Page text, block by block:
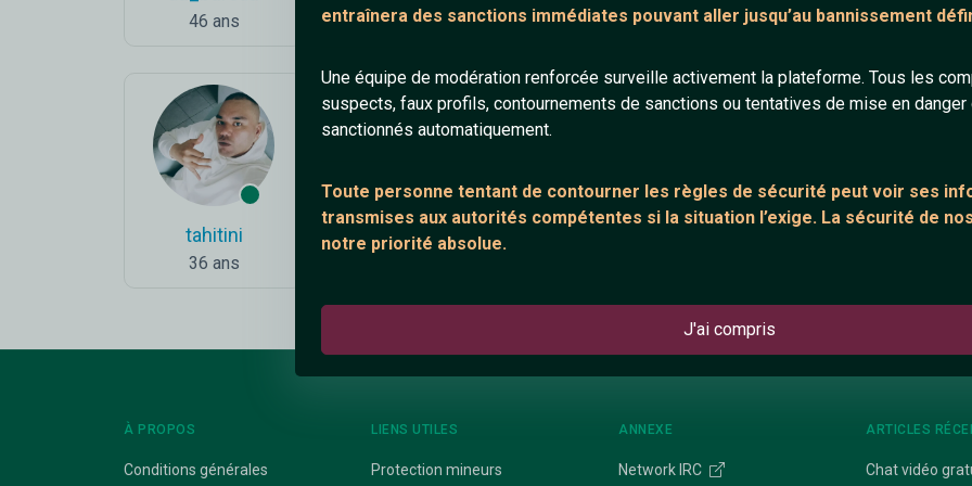
entraînera des sanctions immédiates pouvant aller jusqu’au bannissement
Une équipe de modération renforcée surveille activement la plateforme. Tous les
suspects, faux profils, contournements de sanctions ou tentatives de mise en danger
sanctionnés automatiquement.
Toute personne tentant de contourner les règles de sécurité peut voir ses
transmises aux autorités compétentes si la situation l’exige. La sécurité de
notre priorité absolue.
J'ai compris
46 ans 18 ans 41 ans 35 ans
tahitini
36 ans
Muscle31
À PROPOS
Conditions générales
LIENS UTILES
Protection mineurs
ANNEXE
Network IRC
ARTICLES
Chat vidéo